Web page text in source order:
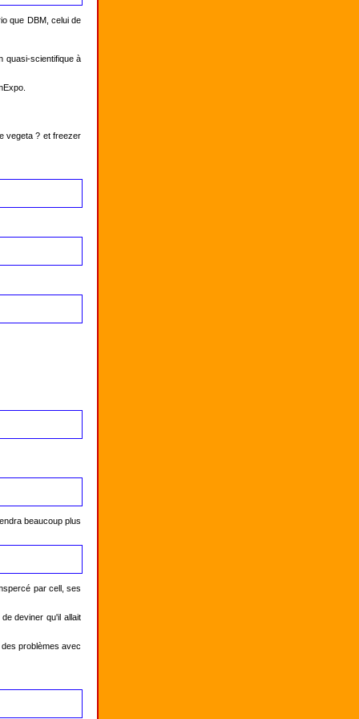
que DBM, celui de
quasi-scientifique à
vegeta ? et freezer
beaucoup plus
par cell, ses
deviner qu'il allait
problèmes avec